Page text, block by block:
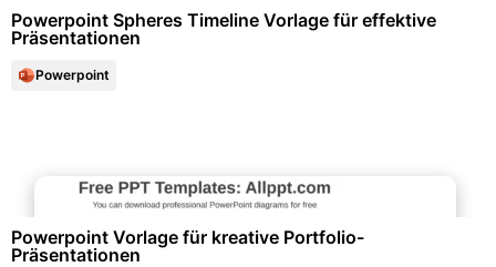
Powerpoint Spheres Timeline Vorlage für effektive
Präsentationen
Powerpoint
Powerpoint Vorlage für kreative Portfolio-
Präsentationen